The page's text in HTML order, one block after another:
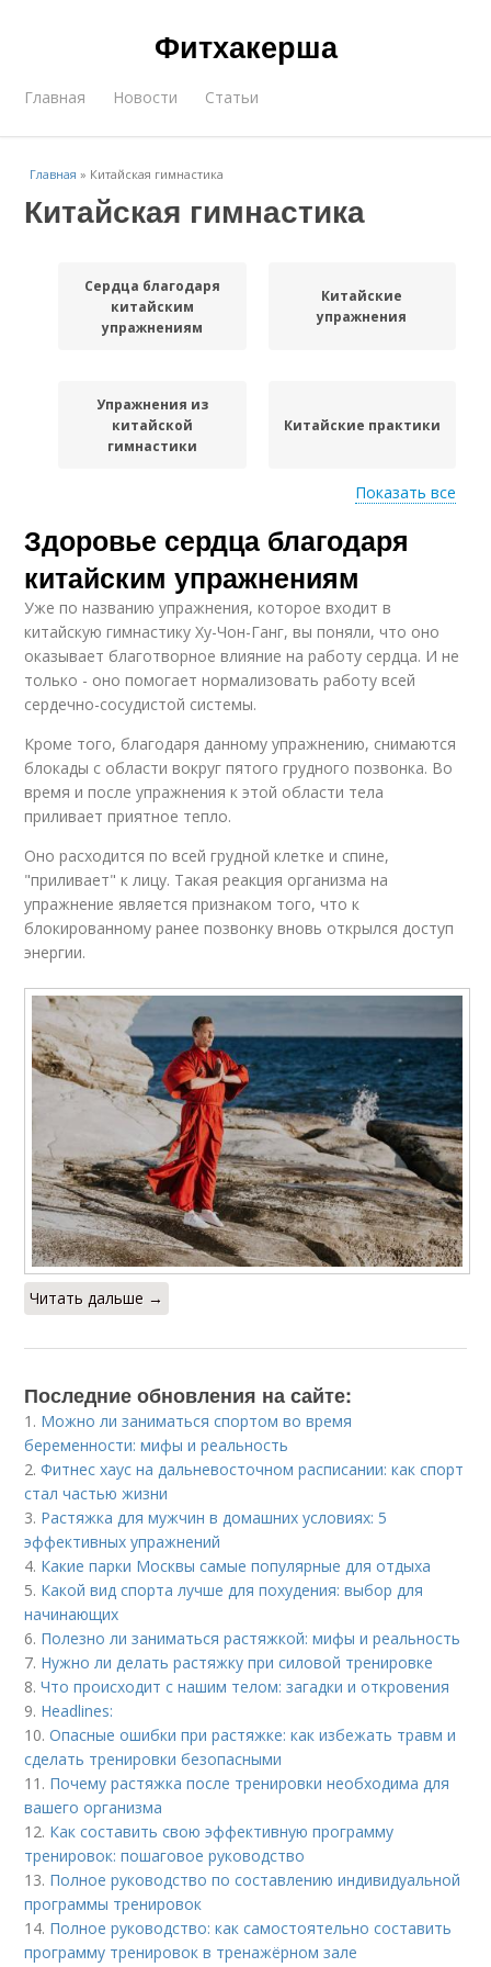
Фитхакерша
Главная Новости Статьи
Главная » Китайская гимнастика
Китайская гимнастика
Сердца благодаря
китайским
упражнениям
Китайские
упражнения
Упражнения из
китайской
гимнастики
Китайские практики
Гимнастика для
сосудов
Дыхание в китайских
практиках
Заболевания в
китайской медицине
Показать все
Здоровье сердца благодаря
китайским упражнениям
Уже по названию упражнения, которое входит в
китайскую гимнастику Ху-Чон-Ганг, вы поняли, что оно
оказывает благотворное влияние на работу сердца. И не
только - оно помогает нормализовать работу всей
сердечно-сосудистой системы.
Кроме того, благодаря данному упражнению, снимаются
блокады с области вокруг пятого грудного позвонка. Во
время и после упражнения к этой области тела
приливает приятное тепло.
Оно расходится по всей грудной клетке и спине,
"приливает" к лицу. Такая реакция организма на
упражнение является признаком того, что к
блокированному ранее позвонку вновь открылся доступ
энергии.
Читать дальше →
Последние обновления на сайте:
1. Можно ли заниматься спортом во время
беременности: мифы и реальность
2.Фитнес хаус на дальневосточном расписании: как спорт
стал частью жизни
3. Растяжка для мужчин в домашних условиях: 5
эффективных упражнений
4. Какие парки Москвы самые популярные для отдыха
5. Какой вид спорта лучше для похудения: выбор для
начинающих
6. Полезно ли заниматься растяжкой: мифы и реальность
7. Нужно ли делать растяжку при силовой тренировке
8.Что происходит с нашим телом: загадки и откровения
9. Headlines:
10.Опасные ошибки при растяжке: как избежать травм и
сделать тренировки безопасными
11. Почему растяжка после тренировки необходима для
вашего организма
12. Как составить свою эффективную программу
тренировок: пошаговое руководство
13. Полное руководство по составлению индивидуальной
программы тренировок
14. Полное руководство: как самостоятельно составить
программу тренировок в тренажёрном зале